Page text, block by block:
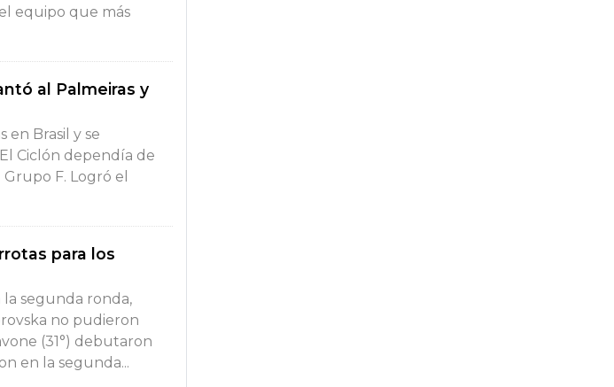
equipo que más
al Palmeiras y
en Brasil y se
Ciclón dependía de
F. Logró el
para los
segunda ronda,
no pudieron
(31°) debutaron
en la segunda...